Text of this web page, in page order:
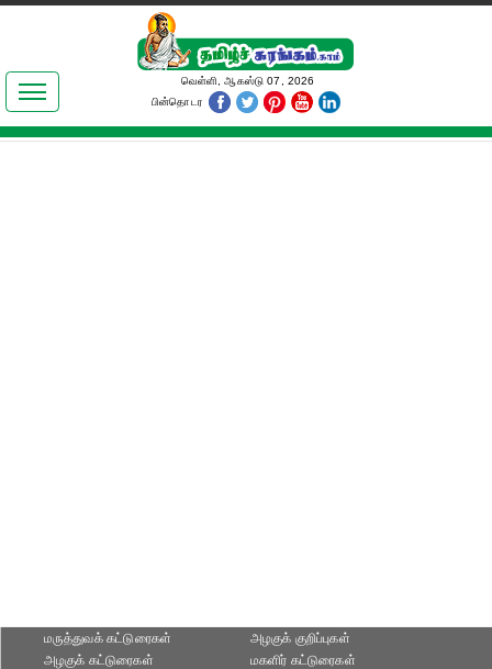
இலக்கியங்கள்
தமிழ் உலகம்
வெள்ளி, ஆகஸ்டு 07, 2026
பின்தொடர
மருத்துவக் கட்டுரைகள்
அழகுக் கட்டுரைகள்
அழகுக் குறிப்புகள்
மகளிர் கட்டுரைகள்